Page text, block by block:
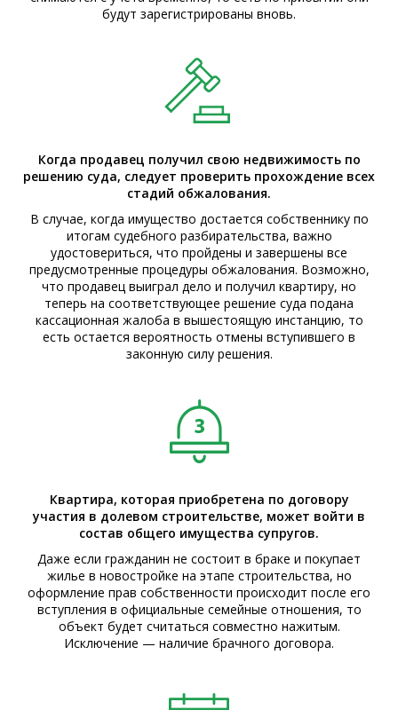
будут зарегистрированы вновь.
Когда продавец получил свою недвижимость по
решению суда, следует проверить прохождение всех
стадий обжалования.
В случае, когда имущество достается собственнику по
итогам судебного разбирательства, важно
удостовериться, что пройдены и завершены все
предусмотренные процедуры обжалования. Возможно,
что продавец выиграл дело и получил квартиру, но
теперь на соответствующее решение суда подана
кассационная жалоба в вышестоящую инстанцию, то
есть остается вероятность отмены вступившего в
законную силу решения.
Квартира, которая приобретена по договору
участия в долевом строительстве, может войти в
состав общего имущества супругов.
Даже если гражданин не состоит в браке и покупает
жилье в новостройке на этапе строительства, но
оформление прав собственности происходит после его
вступления в официальные семейные отношения, то
объект будет считаться совместно нажитым.
Исключение — наличие брачного договора.